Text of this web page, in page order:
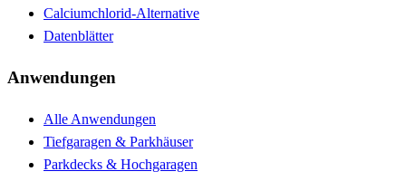
Calciumchlorid-Alternative
Datenblätter
Anwendungen
Alle Anwendungen
Tiefgaragen & Parkhäuser
Parkdecks & Hochgaragen